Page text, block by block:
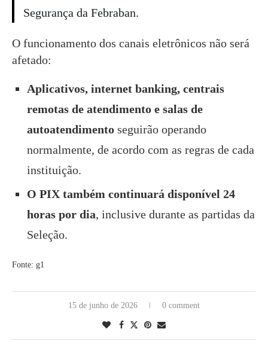
Segurança da Febraban.
O funcionamento dos canais eletrônicos não será
afetado:
Aplicativos, internet banking, centrais
remotas de atendimento e salas de
autoatendimento seguirão operando
normalmente, de acordo com as regras de cada
instituição.
O PIX também continuará disponível 24
horas por dia, inclusive durante as partidas da
Seleção.
Fonte: g1
15 de junho de 2026 0 comment